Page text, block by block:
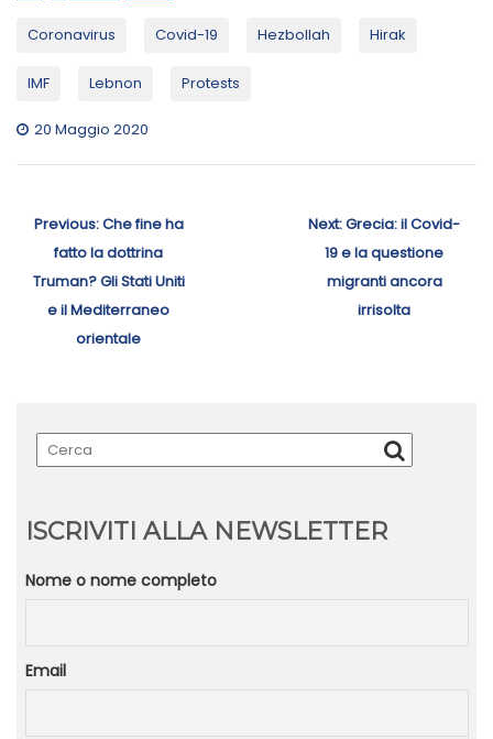
Coronavirus Covid-19 Hezbollah Hirak
IMF Lebnon Protests
20 Maggio 2020
articoli
Previous:Previous
post:
Che fine ha
fatto la dottrina
Truman? Gli Stati Uniti
e il Mediterraneo
orientale
Next:Next
post:
Grecia: il Covid-
19 e la questione
migranti ancora
irrisolta
ISCRIVITI ALLA NEWSLETTER
Nome o nome completo
Email